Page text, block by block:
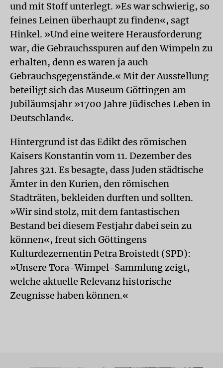
und mit Stoff unterlegt. »Es war schwierig, so
feines Leinen überhaupt zu finden«, sagt
Hinkel. »Und eine weitere Herausforderung
war, die Gebrauchsspuren auf den Wimpeln zu
erhalten, denn es waren ja auch
Gebrauchsgegenstände.« Mit der Ausstellung
beteiligt sich das Museum Göttingen am
Jubiläumsjahr »1700 Jahre Jüdisches Leben in
Deutschland«.
Hintergrund ist das Edikt des römischen
Kaisers Konstantin vom 11. Dezember des
Jahres 321. Es besagte, dass Juden städtische
Ämter in den Kurien, den römischen
Stadträten, bekleiden durften und sollten.
»Wir sind stolz, mit dem fantastischen
Bestand bei diesem Festjahr dabei sein zu
können«, freut sich Göttingens
Kulturdezernentin Petra Broistedt (SPD):
»Unsere Tora-Wimpel-Sammlung zeigt,
welche aktuelle Relevanz historische
Zeugnisse haben können.«